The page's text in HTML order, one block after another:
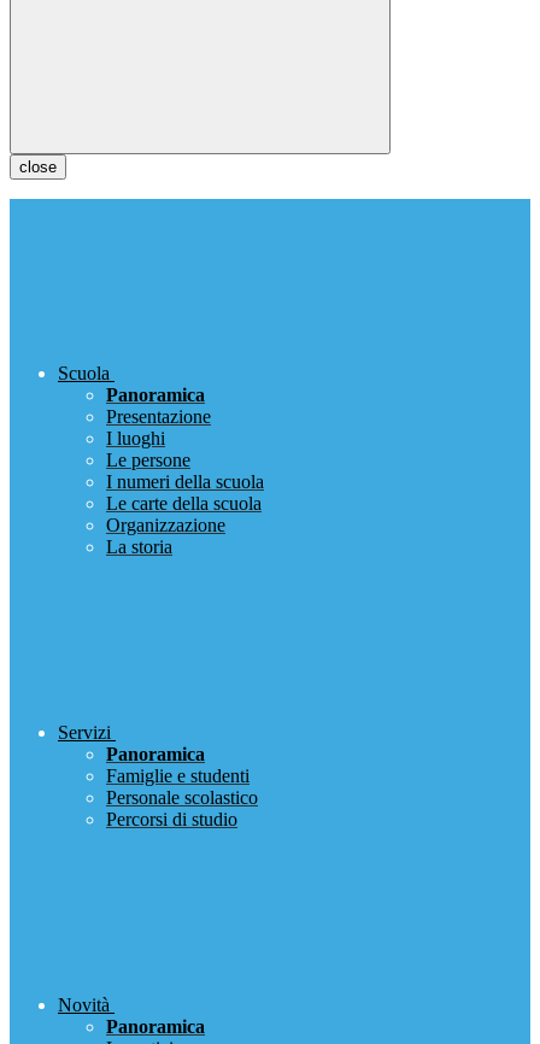
close
Scuola
Panoramica
Presentazione
I luoghi
Le persone
I numeri della scuola
Le carte della scuola
Organizzazione
La storia
Servizi
Panoramica
Famiglie e studenti
Personale scolastico
Percorsi di studio
Novità
Panoramica